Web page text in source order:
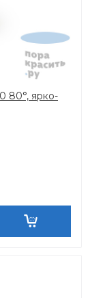
80°, ярко-